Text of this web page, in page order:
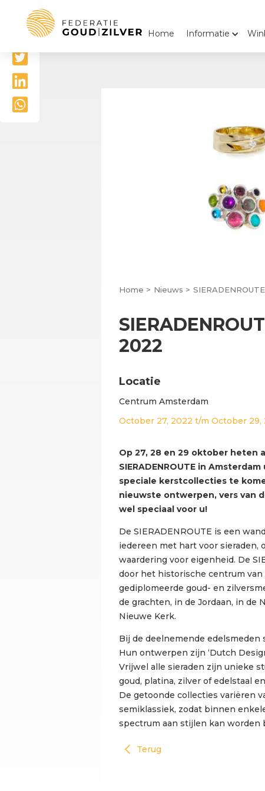
Home Informatie
Delen




Home > Nieuws >
2022
Locatie
Centrum Amsterdam
October 27, 2022 t/m October 29,
Op 27, 28 en 29 oktober heten
SIERADENROUTE in
speciale kerstcollecties te
nieuwste ontwerpen, vers van
wel speciaal voor u!
De SIERADENROUTE is een
iedereen met hart voor sieraden,
waardering voor eigenheid. De
door het historische centrum van
gediplomeerde goud- en
de grachten, in de Jordaan, in de
Nieuwe Kerk.
Bij de deelnemende edelsmeden
Hun ontwerpen zijn ‘Dutch
Vrijwel alle sieraden zijn unieke
goud, platina, zilver of edelstaal
De getoonde collecties variëren
semiklassiek, zodat binnen
spectrum aan stijlen kan worden
Terug